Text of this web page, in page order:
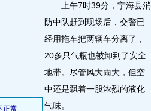
上午7时39分，宁海县消
防中队赶到现场后，交警已
经用拖车把两辆车分离了，
20多只气瓶也被卸到了安全
地带。尽管风大雨大，但空
中还是飘着一股浓烈的液化
气味。